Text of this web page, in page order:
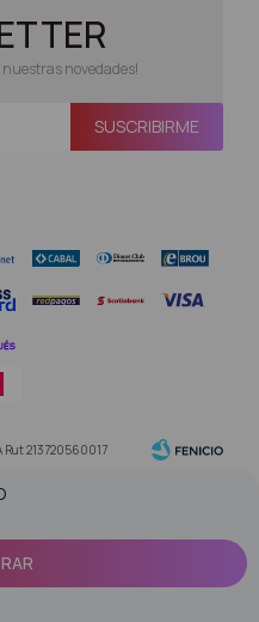
nuestras novedades!
SUSCRIBIRME
Rut 213720560017